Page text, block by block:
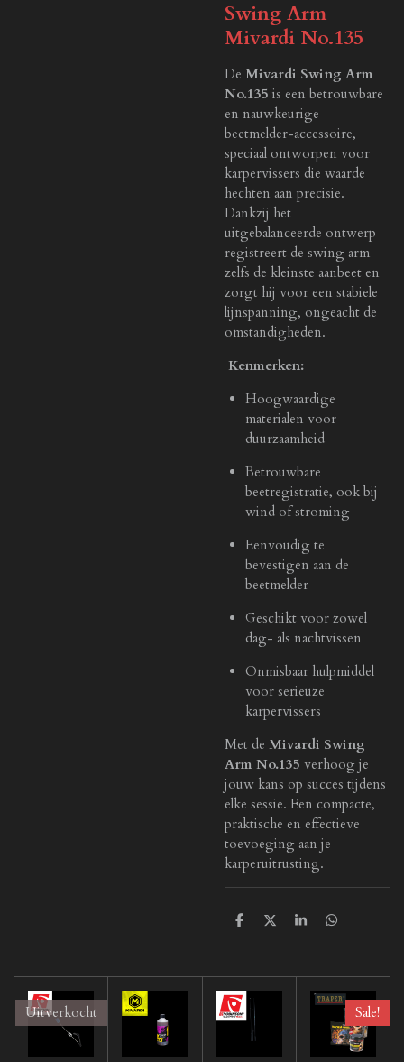
Swing Arm
Mivardi No.135
De Mivardi Swing Arm
No.135 is een betrouwbare
en nauwkeurige
beetmelder-accessoire,
speciaal ontworpen voor
karpervissers die waarde
hechten aan precisie.
Dankzij het
uitgebalanceerde ontwerp
registreert de swing arm
zelfs de kleinste aanbeet en
zorgt hij voor een stabiele
lijnspanning, ongeacht de
omstandigheden.
Kenmerken:
Hoogwaardige
materialen voor
duurzaamheid
Betrouwbare
beetregistratie, ook bij
wind of stroming
Eenvoudig te
bevestigen aan de
beetmelder
Geschikt voor zowel
dag- als nachtvissen
Onmisbaar hulpmiddel
voor serieuze
karpervissers
Met de Mivardi Swing
Arm No.135 verhoog je
jouw kans op succes tijdens
elke sessie. Een compacte,
praktische en effectieve
toevoeging aan je
karperuitrusting.
D
n
D
S
e
D
n
Uitverkocht Sale!